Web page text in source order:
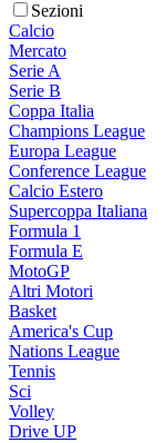
Sezioni
Calcio
Mercato
Serie A
Serie B
Coppa Italia
Champions League
Europa League
Conference League
Calcio Estero
Supercoppa Italiana
Formula 1
Formula E
MotoGP
Altri Motori
Basket
America's Cup
Nations League
Tennis
Sci
Volley
Drive UP